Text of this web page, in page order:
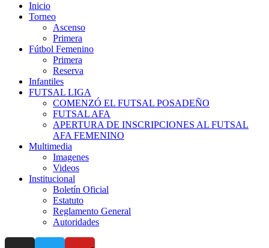
Inicio
Torneo
Ascenso
Primera
Fútbol Femenino
Primera
Reserva
Infantiles
FUTSAL LIGA
COMENZÓ EL FUTSAL POSADEÑO
FUTSAL AFA
APERTURA DE INSCRIPCIONES AL FUTSAL
AFA FEMENINO
Multimedia
Imagenes
Videos
Institucional
Boletín Oficial
Estatuto
Reglamento General
Autoridades